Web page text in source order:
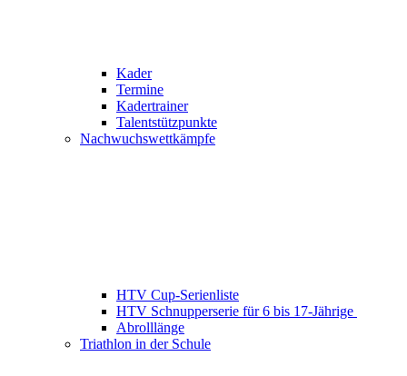
Kader
Termine
Kadertrainer
Talentstützpunkte
Nachwuchswettkämpfe
HTV Cup-Serienliste
HTV Schnupperserie für 6 bis 17-Jährige
Abrolllänge
Triathlon in der Schule